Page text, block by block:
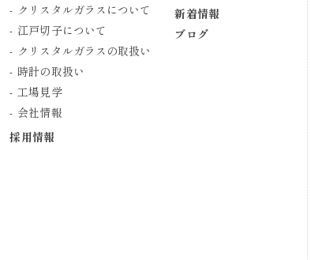
クリスタルガラスについて
江戸切子について
クリスタルガラスの取扱い
時計の取扱い
工場見学
会社情報
採用情報
新着情報
ブログ